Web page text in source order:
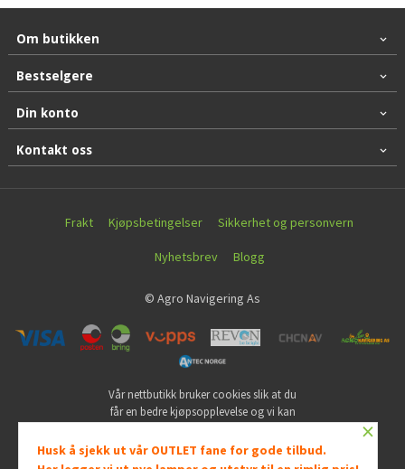
Om butikken
Bestselgere
Din konto
Kontakt oss
Frakt Kjøpsbetingelser Sikkerhet og personvern
Nyhetsbrev Blogg
© Agro Navigering As
Vår nettbutikk bruker cookies slik at du
får en bedre kjøpsopplevelse og vi kan
hovedsaklig til å lagre
innloggingsdetaljer og huske hva du
×
Husk å sjekk ut vår OUTLET fane for gode tilbud.